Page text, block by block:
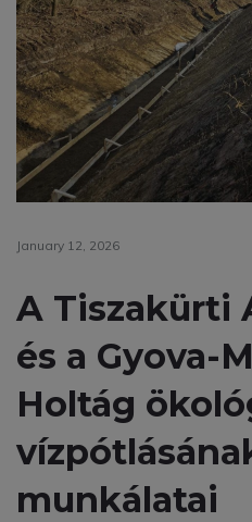
January 12, 2026
A Tiszakürti
és a Gyova-
Holtág
munkálatai